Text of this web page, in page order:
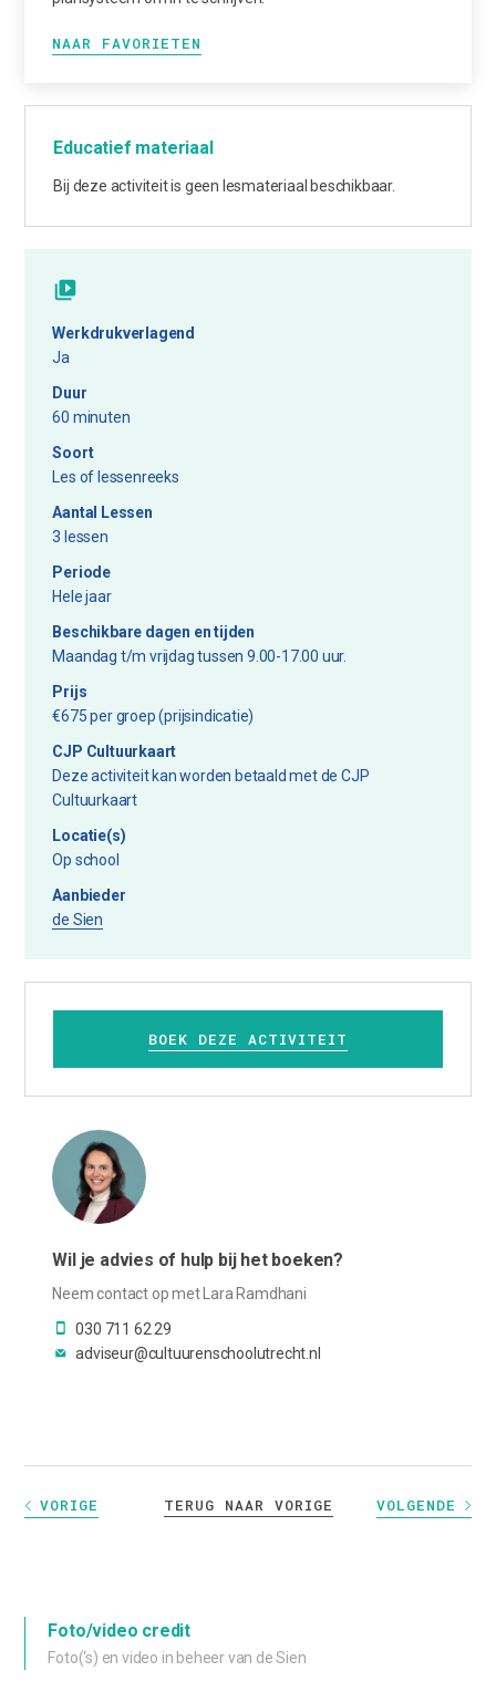
NAAR FAVORIETEN
Educatief materiaal
Bij deze activiteit is geen lesmateriaal beschikbaar.
Werkdrukverlagend
Ja
Duur
60 minuten
Soort
Les of lessenreeks
Aantal Lessen
3 lessen
Periode
Hele jaar
Beschikbare dagen en tijden
Maandag t/m vrijdag tussen 9.00-17.00 uur.
Prijs
€675 per groep (prijsindicatie)
CJP Cultuurkaart
Deze activiteit kan worden betaald met de CJP
Cultuurkaart
Locatie(s)
Op school
Aanbieder
de Sien
BOEK DEZE ACTIVITEIT
Wil je advies of hulp bij het boeken?
Neem contact op met Lara Ramdhani
030 711 62 29
adviseur@cultuurenschoolutrecht.nl
VORIGE TERUG NAAR VORIGE VOLGENDE
Foto/video credit
Foto(‘s) en video in beheer van de Sien